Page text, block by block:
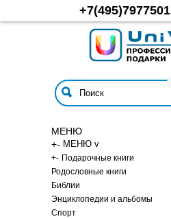
+7(495)7977501
МЕНЮ
+- МЕНЮ v
+- Подарочные книги
Родословные книги
Библии
Энциклопедии и альбомы
Спорт